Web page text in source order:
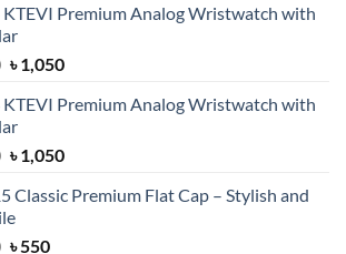
Premium Analog Wristwatch with
Original
was:
৳ 1,500.
৳1,050Current
is:
Premium Analog Wristwatch with
Original
was:
৳ 1,500.
৳1,050Current
is:
Classic Premium Flat Cap – Stylish and
Original
৳550Current